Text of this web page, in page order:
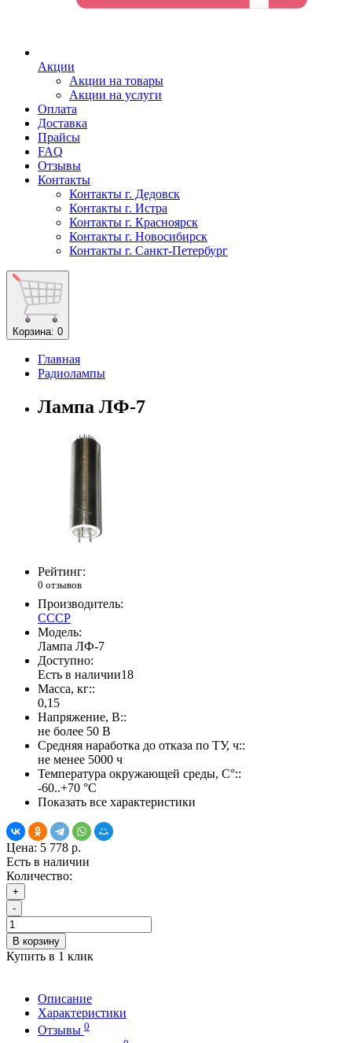
Акции
Акции на товары
Акции на услуги
Оплата
Доставка
Прайсы
FAQ
Отзывы
Контакты
Контакты г. Дедовск
Контакты г. Истра
Контакты г. Красноярск
Контакты г. Новосибирск
Контакты г. Санкт-Петербург
Корзина: 0
Главная
Радиолампы
Лампа ЛФ-7
Рейтинг:
0 отзывов
Производитель:
СССР
Модель:
Лампа ЛФ-7
Доступно:
Есть в наличии18
Масса, кг::
0,15
Напряжение, В::
не более 50 В
Средняя наработка до отказа по ТУ, ч::
не менее 5000 ч
Температура окружающей среды, С°::
-60..+70 °С
Показать все характеристики
Цена: 5 778 р.
Есть в наличии
Количество:
+
-
В корзину
Купить в 1 клик
Описание
Характеристики
Отзывы 0